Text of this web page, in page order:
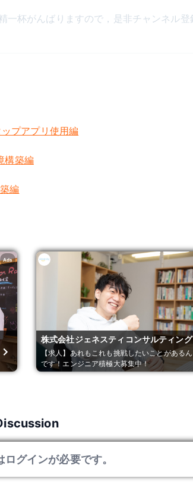
一杯がんばりますので，是非チャンネル登
プアプリ使用編
構築編
編
Ads
株式会社ジェネスティコンサルティング
【求人】あれもこれも挑戦したいことがあるん
です！エンジニア積極大募集中！
ログインが必要です。